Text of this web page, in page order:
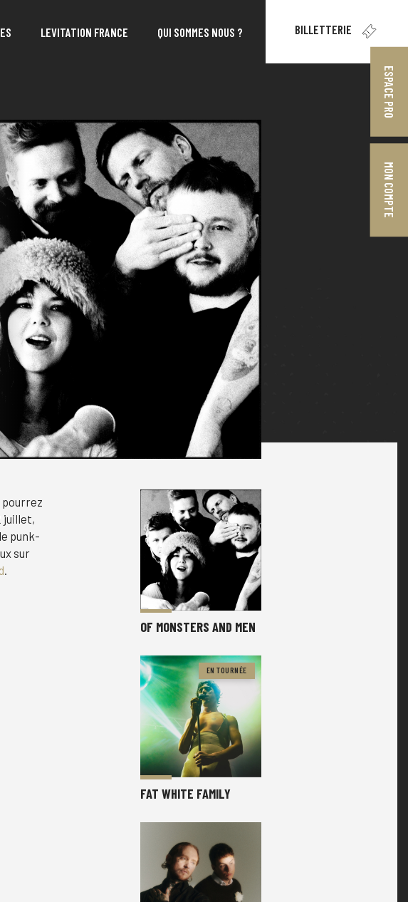
LEVITATION FRANCE QUI SOMMES NOUS ? BILLETTERIE
ESPACE PRO
MON COMPTE
pourrez
juillet,
punk-
sur
OF MONSTERS AND MEN
EN TOURNÉE
FAT WHITE FAMILY